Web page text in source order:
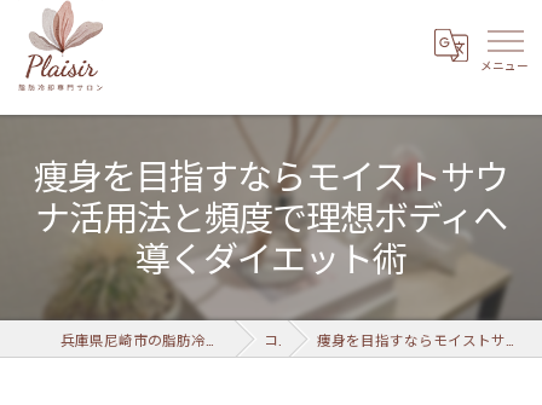
痩身を目指すならモイストサウ
ナ活用法と頻度で理想ボディへ
導くダイエット術
コラム 痩身を目指すならモイストサウナ活用法と頻度で理想ボディへ導くダイエット術